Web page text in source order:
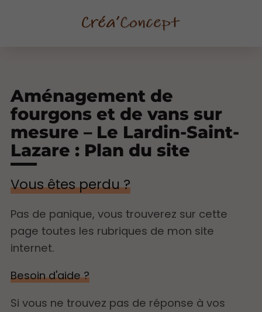
Aménagement de
fourgons et de vans sur
mesure – Le Lardin-Saint-
Lazare : Plan du site
Vous êtes perdu ?
Pas de panique, vous trouverez sur cette
page toutes les rubriques de mon site
internet.​​
Besoin d'aide ?
Si vous ne trouvez pas de réponse à vos